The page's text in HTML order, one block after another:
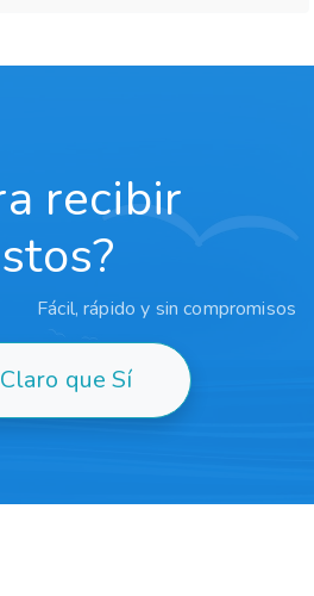
recibir
Fácil, rápido y sin compromisos
Claro que Sí